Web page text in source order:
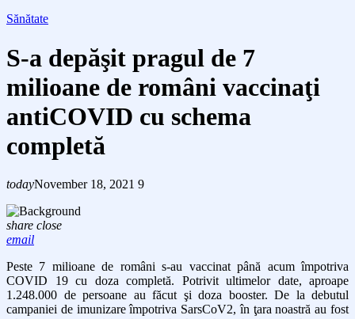
Sănătate
S-a depăşit pragul de 7
milioane de români vaccinaţi
antiCOVID cu schema
completă
todayNovember 18, 2021 9
share close
email
Peste 7 milioane de români s-au vaccinat până acumîmpotriva
COVID 19 cu doza completă. Potrivit ultimelor date, aproape
1.248.000 de persoane au făcut şi doza booster. De la debutul
campaniei de imunizare împotriva SarsCoV2, în ţara noastră au fost